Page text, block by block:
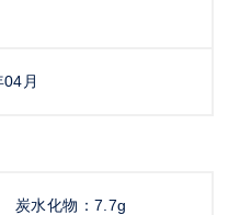
月
炭水化物：7.7g